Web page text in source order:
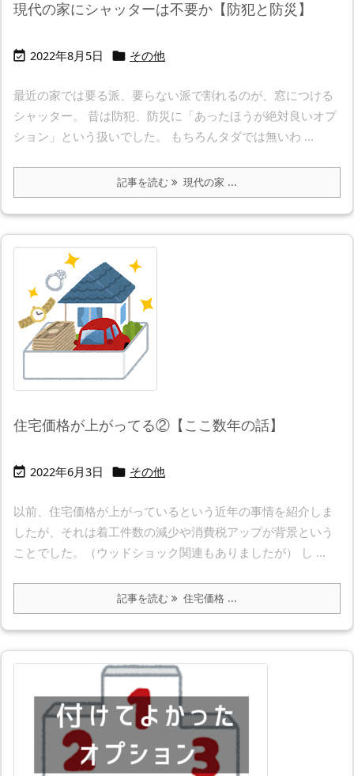
現代の家にシャッターは不要か【防犯と防災】
 2022年8月5日  その他
最近の家では要る派、要らない派で割れるのが、窓につける
シャッター。 昔は防犯、防災に「あったほうが絶対良いオプ
ション」という扱いでした。 もちろんタダでは無いわ ...
記事を読む 現代の家 ...
住宅価格が上がってる②【ここ数年の話】
 2022年6月3日  その他
以前、住宅価格が上がっているという近年の事情を紹介しま
したが、それは着工件数の減少や消費税アップが背景という
ことでした。（ウッドショック関連もありましたが） し ...
記事を読む 住宅価格 ...